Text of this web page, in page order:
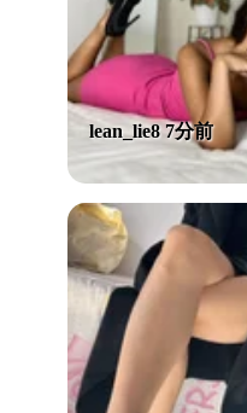
lean_lie8 7分前